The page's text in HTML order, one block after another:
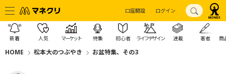
口座開設 ログイン
新着 人気 マーケット 特集 初心者 ライフデザイン 連載 著者 商
HOME 松本大のつぶやき お盆特集、その3